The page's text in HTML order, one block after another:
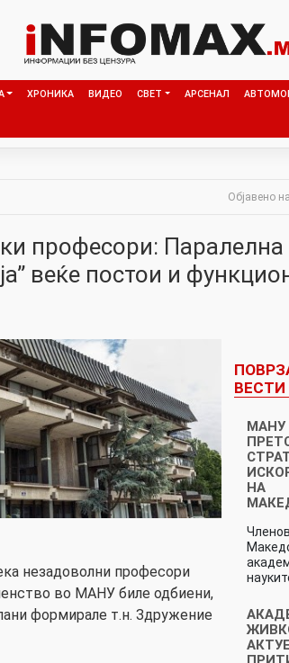
ХРОНИКА ВИДЕО СВЕТ АРСЕНАЛ
Објавено
професори: Паралелна
веќе постои и
незадоволни професори
во МАНУ биле одбиени,
формирале т.н. Здружение
ВЕСТИ
МАНУ
НА